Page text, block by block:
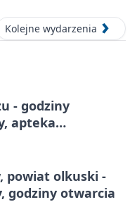
Kolejne wydarzenia
- godziny
apteka
powiat olkuski -
godziny otwarcia